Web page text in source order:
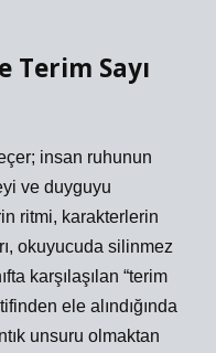
Terim Sayı
insan ruhunun
ve duyguyu
ritmi, karakterlerin
okuyucuda silinmez
karşılaşılan “terim
ele alındığında
unsuru olmaktan